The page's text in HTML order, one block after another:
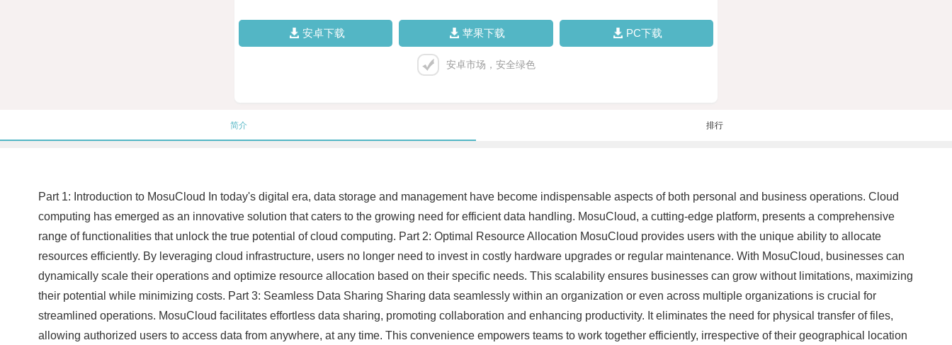
安卓下载 苹果下载 PC下载
安卓市场，安全绿色
简介 排行
Part 1: Introduction to MosuCloud In today's digital era, data storage and management have become indispensable aspects of both personal and business operations. Cloud
computing has emerged as an innovative solution that caters to the growing need for efficient data handling. MosuCloud, a cutting-edge platform, presents a comprehensive
range of functionalities that unlock the true potential of cloud computing. Part 2: Optimal Resource Allocation MosuCloud provides users with the unique ability to allocate
resources efficiently. By leveraging cloud infrastructure, users no longer need to invest in costly hardware upgrades or regular maintenance. With MosuCloud, businesses can
dynamically scale their operations and optimize resource allocation based on their specific needs. This scalability ensures businesses can grow without limitations, maximizing
their potential while minimizing costs. Part 3: Seamless Data Sharing Sharing data seamlessly within an organization or even across multiple organizations is crucial for
streamlined operations. MosuCloud facilitates effortless data sharing, promoting collaboration and enhancing productivity. It eliminates the need for physical transfer of files,
allowing authorized users to access data from anywhere, at any time. This convenience empowers teams to work together efficiently, irrespective of their geographical location